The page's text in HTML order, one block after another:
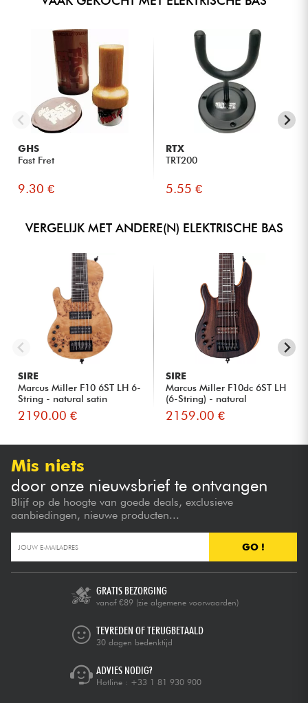
GHS
Fast Fret
9.30 €
RTX
TRT200
5.55 €
VERGELIJK MET ANDERE(N) ELEKTRISCHE BAS
SIRE
Marcus Miller F10 6ST LH 6-
String - natural satin
2190.00 €
SIRE
Marcus Miller F10dc 6ST LH
(6-String) - natural
2159.00 €
Mis niets
door onze nieuwsbrief te ontvangen
Blijf op de hoogte van goede deals, exclusieve
aanbiedingen, nieuwe producten...
GO !
GRATIS BEZORGING
vanaf €89 (zie algemene voorwaarden)
TEVREDEN OF TERUGBETAALD
30 dagen bedenktijd
ADVIES NODIG?
Hotline : +33 1 81 930 900